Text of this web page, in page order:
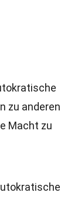
zu anderen
Macht zu